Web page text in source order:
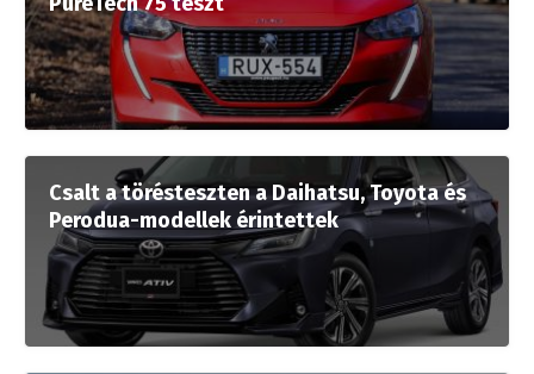
Csalt a törésteszten a Daihatsu, Toyota és
Perodua-modellek érintettek